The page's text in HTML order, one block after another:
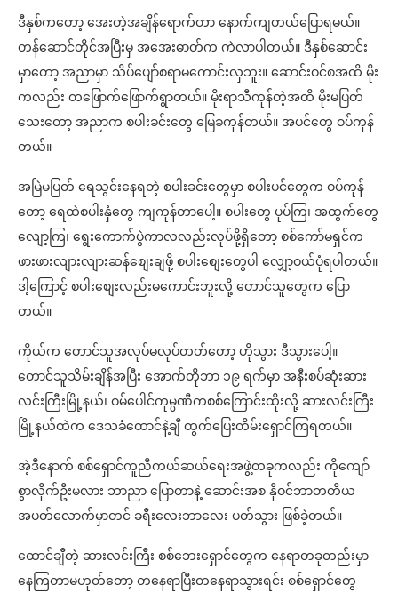
ဒီနှစ်ကတော့ အေးတဲ့အချိန်ရောက်တာ နောက်ကျတယ်ပြောရမယ်။
တန်ဆောင်တိုင်အပြီးမှ အအေးဓာတ်က ကဲလာပါတယ်။ ဒီနှစ်ဆောင်း
မှာတော့ အညာမှာ သိပ်ပျော်စရာမကောင်းလှဘူး။ ဆောင်းဝင်စအထိ မိုး
ကလည်း တဖြောက်ဖြောက်ရွာတယ်။ မိုးရာသီကုန်တဲ့အထိ မိုးမပြတ်
သေးတော့ အညာက စပါးခင်းတွေ မြေခကုန်တယ်။ အပင်တွေ ဝပ်ကုန်
တယ်။
အမြဲမပြတ် ရေသွင်းနေရတဲ့ စပါးခင်းတွေမှာ စပါးပင်တွေက ဝပ်ကုန်
တော့ ရေထဲစပါးနှံတွေ ကျကုန်တာပေါ့။ စပါးတွေ ပုပ်ကြ၊ အထွက်တွေ
လျော့ကြ၊ ရွေးကောက်ပွဲကာလလည်းလုပ်ဖို့ရှိတော့ စစ်ကော်မရှင်က
ဖားဖားလျားလျားဆန်စျေးချဖို့ စပါးစျေးတွေပါ လျှော့ဝယ်ပုံရပါတယ်။
ဒါ့ကြောင့် စပါးစျေးလည်းမကောင်းဘူးလို့ တောင်သူတွေက ပြော
တယ်။
ကိုယ်က တောင်သူအလုပ်မလုပ်တတ်တော့ ဟိုသွား ဒီသွားပေါ့။
တောင်သူသိမ်းချိန်အပြီး အောက်တိုဘာ ၁၉ ရက်မှာ အနီးစပ်ဆုံးဆား
လင်းကြီးမြို့နယ်၊ ဝမ်ပေါင်ကုမ္ပဏီကစစ်ကြောင်းထိုးလို့ ဆားလင်းကြီး
မြို့နယ်ထဲက ဒေသခံထောင်နဲ့ချီ ထွက်ပြေးတိမ်းရှောင်ကြရတယ်။
အဲ့ဒီနောက် စစ်ရှောင်ကူညီကယ်ဆယ်ရေးအဖွဲ့တခုကလည်း ကိုကျော်
စွာလိုက်ဦးမလား ဘာညာ ပြောတာနဲ့ ဆောင်းအစ နိုဝင်ဘာတတိယ
အပတ်လောက်မှာတင် ခရီးလေးဘာလေး ပတ်သွား ဖြစ်ခဲ့တယ်။
ထောင်ချီတဲ့ ဆားလင်းကြီး စစ်ဘေးရှောင်တွေက နေရာတခုတည်းမှာ
နေကြတာမဟုတ်တော့ တနေရာပြီးတနေရာသွားရင်း စစ်ရှောင်တွေ